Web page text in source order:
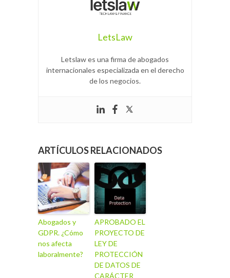
LetsLaw
Letslaw es una firma de abogados
internacionales especializada en el derecho
de los negocios.
ARTÍCULOS RELACIONADOS
Abogados y
GDPR. ¿Cómo
nos afecta
laboralmente?
APROBADO EL
PROYECTO DE
LEY DE
PROTECCIÓN
DE DATOS DE
CARÁCTER